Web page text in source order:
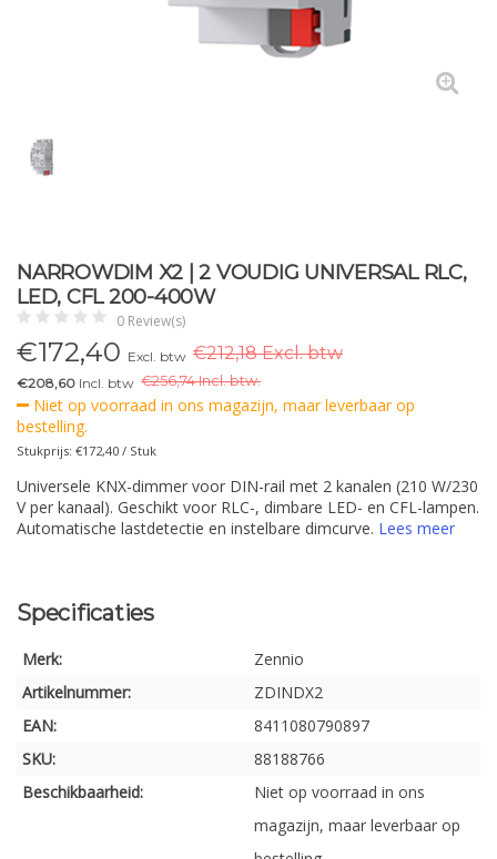
NARROWDIM X2 | 2 VOUDIG UNIVERSAL RLC,
LED, CFL 200-400W
0 Review(s)
€172,40 Excl. btw €212,18 Excl. btw
€208,60 Incl. btw €256,74 Incl. btw.
Niet op voorraad in ons magazijn, maar leverbaar op
bestelling.
Stukprijs: €172,40 / Stuk
Universele KNX-dimmer voor DIN-rail met 2 kanalen (210 W/230
V per kanaal). Geschikt voor RLC-, dimbare LED- en CFL-lampen.
Automatische lastdetectie en instelbare dimcurve. Lees meer
Specificaties
Merk:
Zennio
Artikelnummer:
ZDINDX2
EAN:
8411080790897
SKU:
88188766
Beschikbaarheid:
Niet op voorraad in ons
magazijn, maar leverbaar op